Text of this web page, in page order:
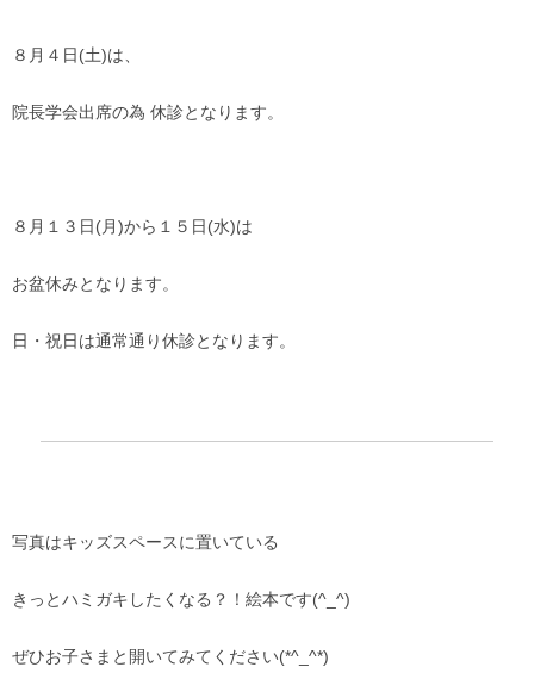
８月４日(土)は、
院長学会出席の為 休診となります。
８月１３日(月)から１５日(水)は
お盆休みとなります。
日・祝日は通常通り休診となります。
写真はキッズスペースに置いている
きっとハミガキしたくなる？！絵本です(^_^)
ぜひお子さまと開いてみてください(*^_^*)